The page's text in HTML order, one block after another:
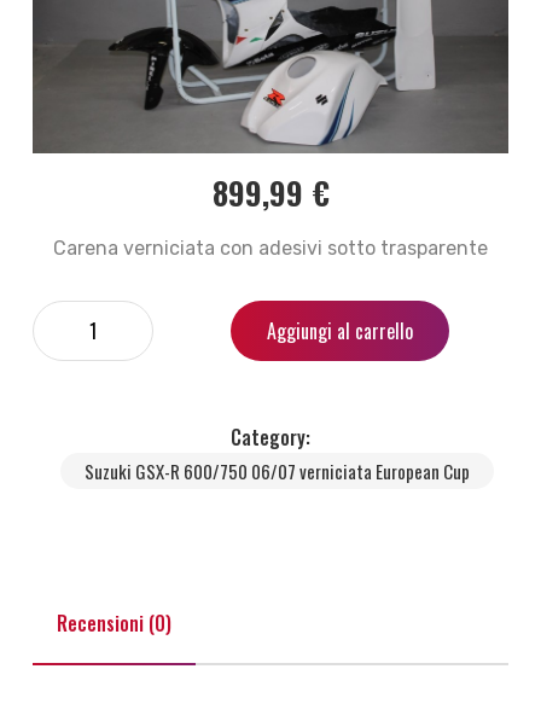
899,99 €
Carena verniciata con adesivi sotto trasparente
Aggiungi al carrello
Category:
Suzuki GSX-R 600/750 06/07 verniciata European Cup
Recensioni (0)